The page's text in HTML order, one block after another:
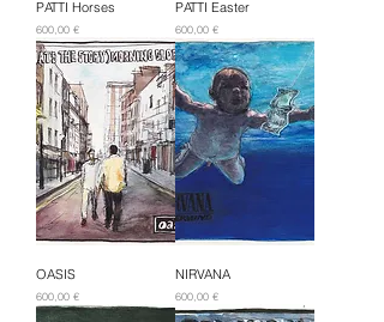
PATTI Horses
Prix
600,00 €
PATTI Easter
Prix
600,00 €
OASIS
Prix
600,00 €
NIRVANA
Prix
600,00 €